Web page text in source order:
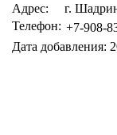
Адрес:
г.
Телефон: +7-908-
Дата добавления: